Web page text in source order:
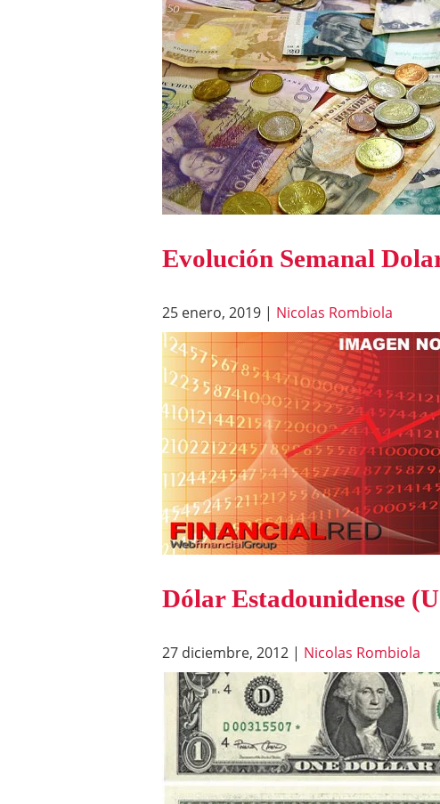
Evolución Semanal
25 enero, 2019 | Nicolas Rombiola
Dólar Estadounidense
27 diciembre, 2012 | Nicolas Rombiola